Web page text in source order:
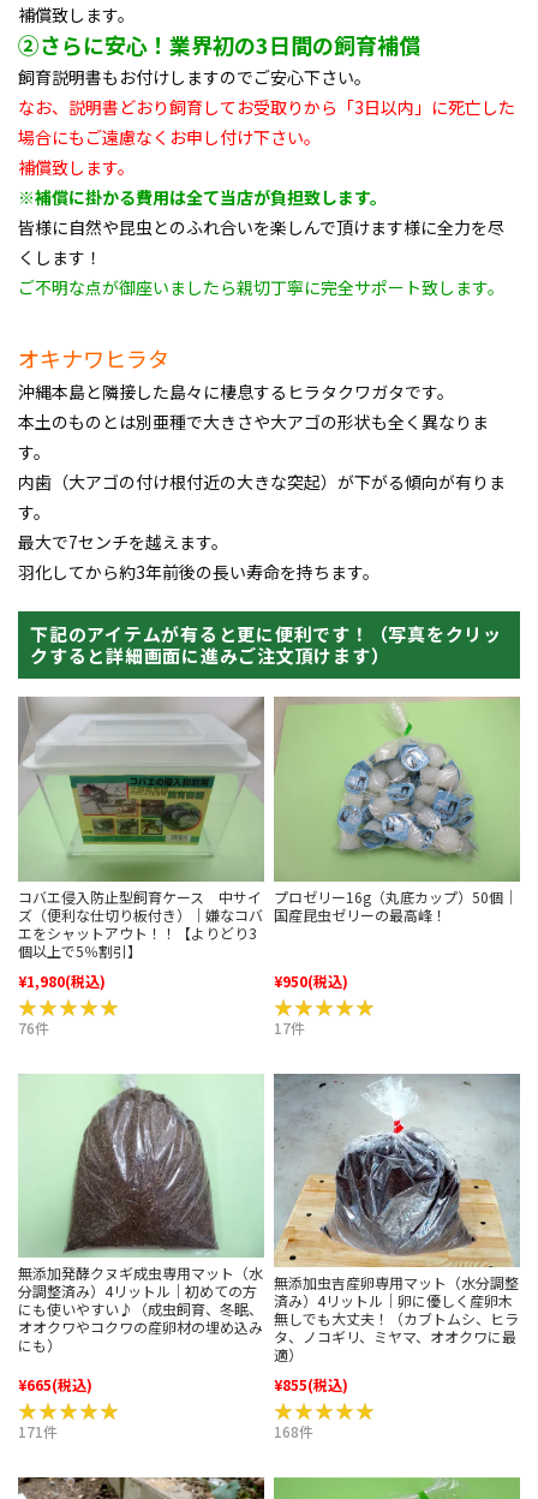
補償致します。
②さらに安心！業界初の3日間の飼育補償
飼育説明書もお付けしますのでご安心下さい。
なお、説明書どおり飼育してお受取りから「3日以内」に死亡した
場合にもご遠慮なくお申し付け下さい。
補償致します。
※補償に掛かる費用は全て当店が負担致します。
皆様に自然や昆虫とのふれ合いを楽しんで頂けます様に全力を尽
くします！
ご不明な点が御座いましたら親切丁寧に完全サポート致します。
オキナワヒラタ
沖縄本島と隣接した島々に棲息するヒラタクワガタです。
本土のものとは別亜種で大きさや大アゴの形状も全く異なりま
す。
内歯（大アゴの付け根付近の大きな突起）が下がる傾向が有りま
す。
最大で7センチを越えます。
羽化してから約3年前後の長い寿命を持ちます。
下記のアイテムが有ると更に便利です！（写真をクリッ
クすると詳細画面に進みご注文頂けます）
コバエ侵入防止型飼育ケース 中サイ
ズ（便利な仕切り板付き）｜嫌なコバ
エをシャットアウト！！【よりどり3
個以上で5％割引】
¥1,980(税込)
★★★★★
★★★★★
76件
プロゼリー16g（丸底カップ）50個｜
国産昆虫ゼリーの最高峰！
¥950(税込)
★★★★★
★★★★★
17件
無添加発酵クヌギ成虫専用マット（水
分調整済み）4リットル｜初めての方
にも使いやすい♪（成虫飼育、冬眠、
オオクワやコクワの産卵材の埋め込み
にも）
¥665(税込)
★★★★★
★★★★★
171件
無添加虫吉産卵専用マット（水分調整
済み）4リットル｜卵に優しく産卵木
無しでも大丈夫！（カブトムシ、ヒラ
タ、ノコギリ、ミヤマ、オオクワに最
適）
¥855(税込)
★★★★★
★★★★★
168件